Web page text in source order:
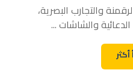
والتجارب البصرية،
والشاشات ...
أكثر